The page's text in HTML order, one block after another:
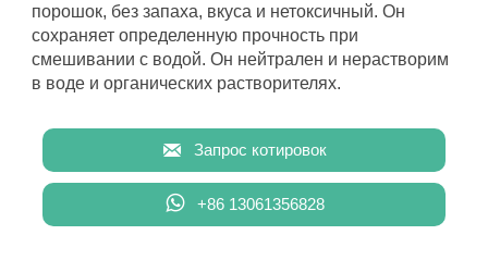
порошок, без запаха, вкуса и нетоксичный. Он
сохраняет определенную прочность при
смешивании с водой. Он нейтрален и нерастворим
в воде и органических растворителях.
 Запрос котировок
 +86 13061356828